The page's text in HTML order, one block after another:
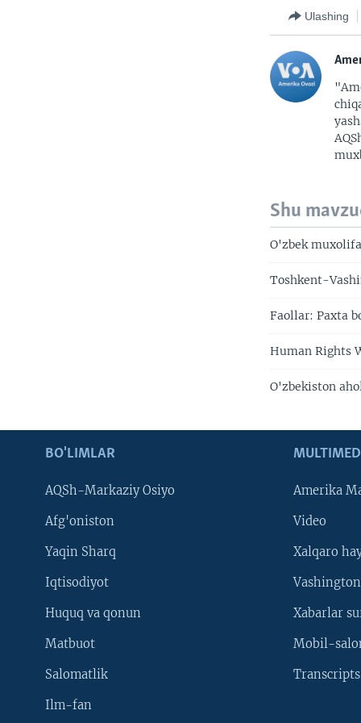
Ulashing
Shu
O'zbek
Toshkent-
Faollar: Paxta
Human Rights
O'zbekiston
BO'LIMLAR
AQSh-Markaziy Osiyo
Afg'oniston
Yaqin Sharq
Iqtisodiyot
Huquq va qonun
Matbuot
Salomatlik
Ilm-fan
Amerika
Video
Xalqaro
Xabarlar
Mobil-
Transcripts